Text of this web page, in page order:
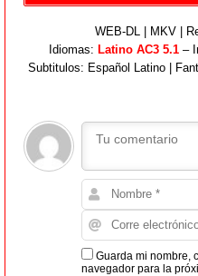
WEB-DL | MKV |
Idiomas: Latino AC3 5.1–
Subtitulos: Español Latino |
Guarda mi nombre,
navegador para la